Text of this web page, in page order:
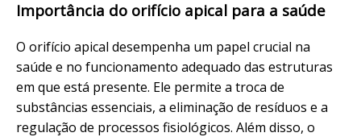
Importância do orifício apical para a saúde
O orifício apical desempenha um papel crucial na
saúde e no funcionamento adequado das estruturas
em que está presente. Ele permite a troca de
substâncias essenciais, a eliminação de resíduos e a
regulação de processos fisiológicos. Além disso, o